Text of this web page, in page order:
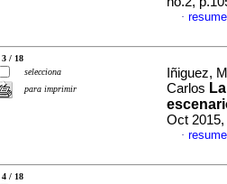
·
3 / 18
selecciona
para imprimir
Iñiguez,
Carlos
Oct 2015,
·
4 / 18